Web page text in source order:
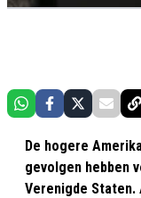
De hogere
gevolgen hebben
Verenigde Staten.